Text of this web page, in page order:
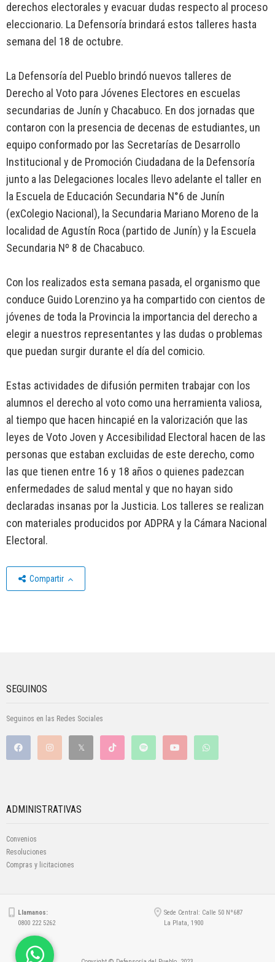
derechos electorales y evacuar dudas respecto al proceso
eleccionario. La Defensoría brindará estos talleres hasta
semana del 18 de octubre.
La Defensoría del Pueblo brindó nuevos talleres de
Derecho al Voto para Jóvenes Electores en escuelas
secundarias de Junín y Chacabuco. En dos jornadas que
contaron con la presencia de decenas de estudiantes, un
equipo conformado por las Secretarías de Desarrollo
Institucional y de Promoción Ciudadana de la Defensoría
junto a las Delegaciones locales llevo adelante el taller en
la Escuela de Educación Secundaria N°6 de Junín
(exColegio Nacional), la Secundaria Mariano Moreno de la
localidad de Agustín Roca (partido de Junín) y la Escuela
Secundaria Nº 8 de Chacabuco.
Con los realizados esta semana pasada, el organismo que
conduce Guido Lorenzino ya ha compartido con cientos de
jóvenes de toda la Provincia la importancia del derecho a
elegir a nuestros representantes y las dudas o problemas
que puedan surgir durante el día del comicio.
Estas actividades de difusión permiten trabajar con los
alumnos el derecho al voto como una herramienta valiosa,
al tiempo que hacen hincapié en la valorización que las
leyes de Voto Joven y Accesibilidad Electoral hacen de las
personas que estaban excluidas de este derecho, como
las que tienen entre 16 y 18 años o quienes padezcan
enfermedades de salud mental y que no hayan sido
declaradas insanas por la Justicia. Los talleres se realizan
con materiales producidos por ADPRA y la Cámara Nacional
Electoral.
Compartir
SEGUINOS
Seguinos en las Redes Sociales
ADMINISTRATIVAS
Convenios
Resoluciones
Compras y licitaciones
Llamanos:
0800 222 5262
Sede Central: Calle 50 Nº687
La Plata, 1900